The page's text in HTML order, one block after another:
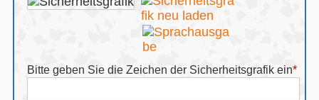
Bitte geben Sie die Zeichen der Sicherheitsgrafik ein*